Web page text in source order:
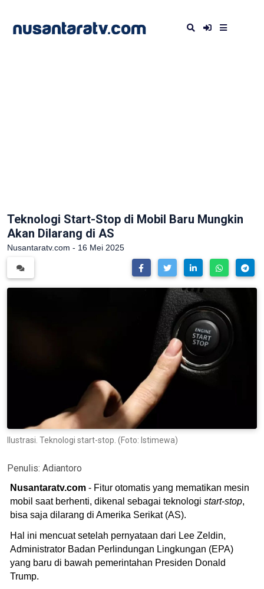
Teknologi Start-Stop di Mobil Baru Mungkin
Akan Dilarang di AS
Nusantaratv.com - 16 Mei 2025
Ilustrasi. Teknologi start-stop. (Foto: Istimewa)
Penulis: Adiantoro
Nusantaratv.com - Fitur otomatis yang mematikan mesin
mobil saat berhenti, dikenal sebagai teknologi start-stop,
bisa saja dilarang di Amerika Serikat (AS).
Hal ini mencuat setelah pernyataan dari Lee Zeldin,
Administrator Badan Perlindungan Lingkungan (EPA)
yang baru di bawah pemerintahan Presiden Donald
Trump.